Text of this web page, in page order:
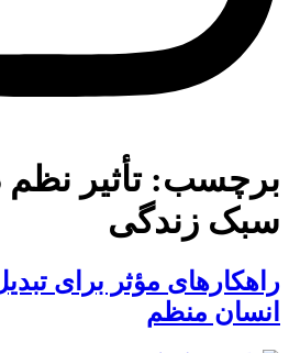
برچسب:تأثیر نظم
سبک زندگی
راهکارهای مؤثر برای
انسان منظم